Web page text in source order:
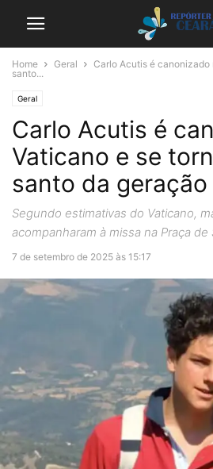
Home Geral
Carlo Acutis é canonizado
santo...
Geral
Carlo Acutis é
Vaticano e se
santo da geração
Segundo estimativas do Vaticano,
acompanharam à missa na Praça de
7 de setembro de 2025 às 15:17